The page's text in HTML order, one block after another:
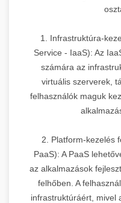
1. Infrastruktúra-
Service - IaaS): Az
számára az
virtuális szerverek,
felhasználók maguk
2. Platform-kezelés
PaaS): A PaaS
az alkalmazások
felhőben. A
infrastruktúráért, mivel